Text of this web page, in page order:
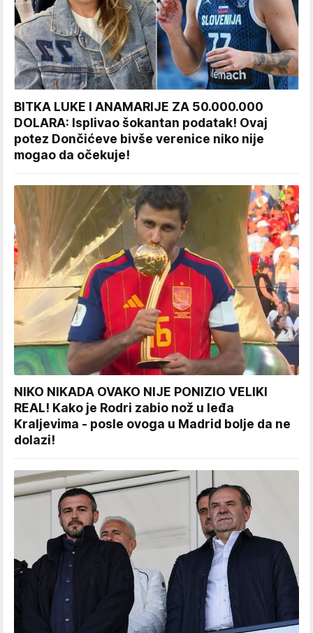
BITKA LUKE I ANAMARIJE ZA 50.000.000
DOLARA: Isplivao šokantan podatak! Ovaj
potez Dončićeve bivše verenice niko nije
mogao da očekuje!
NIKO NIKADA OVAKO NIJE PONIZIO VELIKI
REAL! Kako je Rodri zabio nož u leđa
Kraljevima - posle ovoga u Madrid bolje da ne
dolazi!